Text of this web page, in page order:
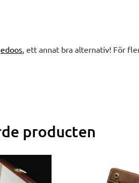
, ett annat bra alternativ! För
producten